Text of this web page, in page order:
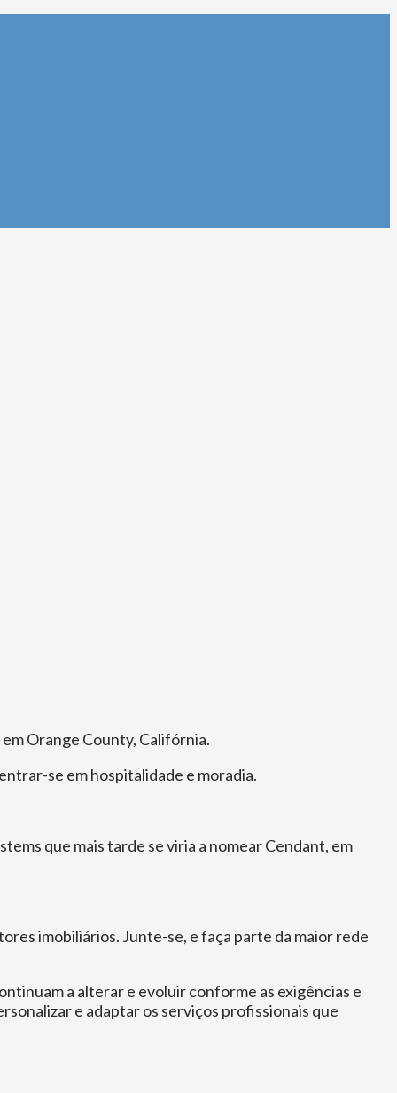
Orange County, Califórnia.
se em hospitalidade e moradia.
que mais tarde se viria a nomear Cendant, em
imobiliários. Junte-se, e faça parte da maior rede
a alterar e evoluir conforme as exigências e
e adaptar os serviços profissionais que